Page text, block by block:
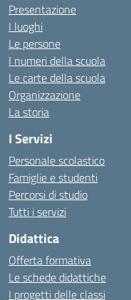
Presentazione
I luoghi
Le persone
I numeri della scuola
Le carte della scuola
Organizzazione
La storia
I Servizi
Personale scolastico
Famiglie e studenti
Percorsi di studio
Tutti i servizi
Didattica
Offerta formativa
Le schede didattiche
I progetti delle classi